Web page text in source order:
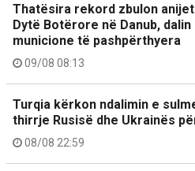
Thatësira rekord zbulon
Dytë Botërore në Danub,
municione të pashpërthyera
09/08 08:13
Turqia kërkon ndalimin e
thirrje Rusisë dhe Ukrainës
08/08 22:59